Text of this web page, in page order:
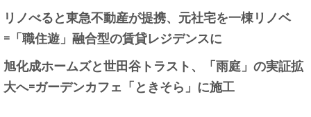
リノべると東急不動産が提携、元社宅を一棟リノベ
=「職住遊」融合型の賃貸レジデンスに
旭化成ホームズと世田谷トラスト、「雨庭」の実証拡
大へ=ガーデンカフェ「ときそら」に施工